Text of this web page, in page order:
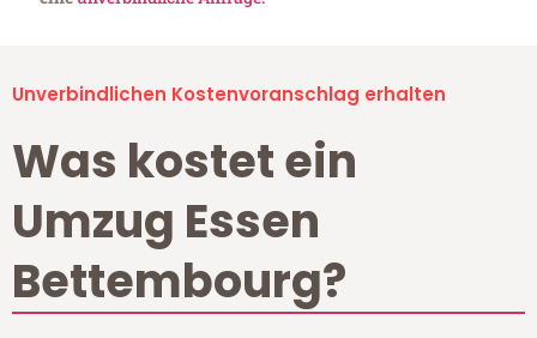
Unverbindlichen Kostenvoranschlag erhalten
Was kostet ein
Umzug Essen
Bettembourg?